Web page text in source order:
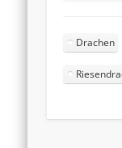
Drachen